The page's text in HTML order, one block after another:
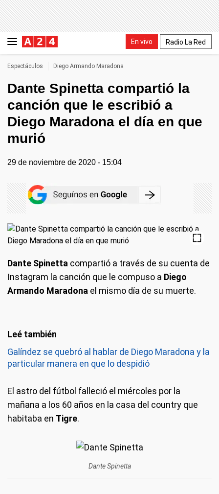
En vivo Radio La Red
Espectáculos Diego Armando Maradona
Dante Spinetta compartió la
canción que le escribió a
Diego Maradona el día en que
murió
29 de noviembre de 2020 - 15:04
Dante Spinetta compartió a través de su cuenta de
Instagram la canción que le compuso a Diego
Armando Maradona el mismo día de su muerte.
Galíndez se quebró al hablar de Diego Maradona y la
particular manera en que lo despidió
El astro del fútbol falleció el miércoles por la
mañana a los 60 años en la casa del country que
habitaba en Tigre.
Dante Spinetta